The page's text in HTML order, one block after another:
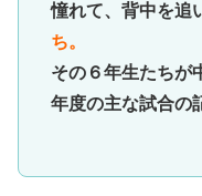
憧れて、背中を追
ち。
その６年生たちが
年度の主な試合の